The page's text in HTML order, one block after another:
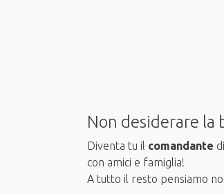
Non desiderare la
Diventa tu il comandante
con amici e famiglia!
A tutto il resto pensiamo